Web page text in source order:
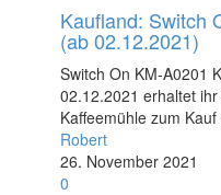
Kaufland: Switch
(ab 02.12.2021)
Switch On KM-A0201
02.12.2021 erhaltet
Kaffeemühle zum
Robert
26. November 2021
0